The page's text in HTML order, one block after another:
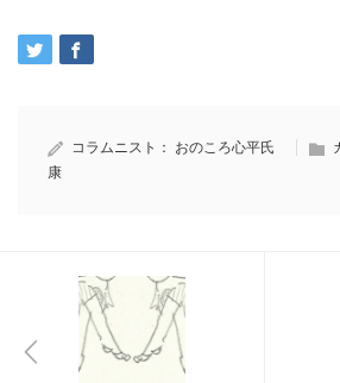
コラムニスト： おのころ心平氏
康